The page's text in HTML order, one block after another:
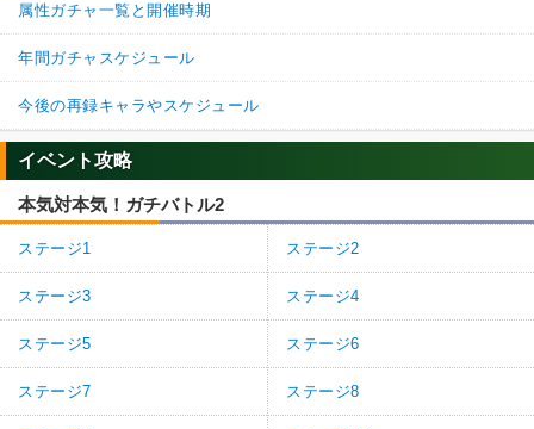
属性ガチャ一覧と開催時期
年間ガチャスケジュール
今後の再録キャラやスケジュール
イベント攻略
本気対本気！ガチバトル2
ステージ1 ステージ2
ステージ3 ステージ4
ステージ5 ステージ6
ステージ7 ステージ8